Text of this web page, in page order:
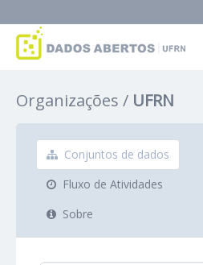
Grupos
Sobre
Organizações UFRN
Conjuntos de dados
Fluxo de Atividades
Sobre